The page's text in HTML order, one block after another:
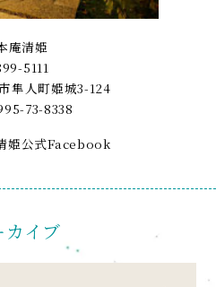
庵清姫
5111
隼人町姫城3-124
73-8338
姫公式Facebook
カイブ